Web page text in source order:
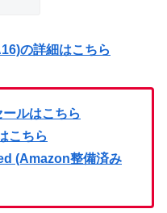
の詳細はこちら
ルはこちら
こちら
(Amazon整備済み